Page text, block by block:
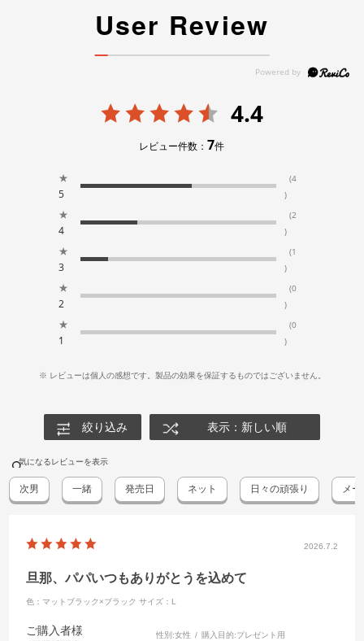
User Review
4.4
レビュー件数：7件
★
5
(4
)
★
4
(2
)
★
3
(1
)
★
2
(0
)
★
1
(0
)
※ レビューは個人の感想です。製品の効果を保証するものではございません。
絞り込み 表示：新しい順
気になるレビューを表示
次男 一緒 発売日 ネット 日々の頑張り メ
2026.7.2
旦那、パパいつもありがとうを込めて
色：マットブラック×ブラック サイズ：L
ご購入者様 性別:女性 購入目的:プレゼント用